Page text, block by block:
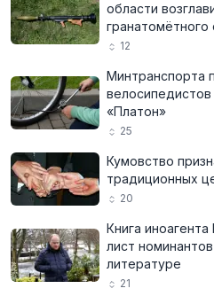
области
гранатомётного
12
Минтранспорта
«Платон»
25
Кумовство
традиционных
20
Книга
лист
литературе
21